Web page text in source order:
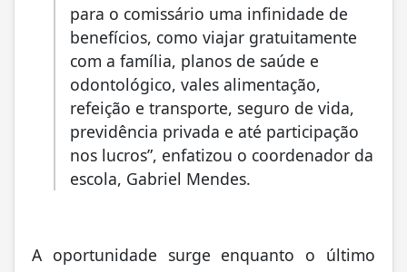
para o comissário uma infinidade de
benefícios, como viajar gratuitamente
com a família, planos de saúde e
odontológico, vales alimentação,
refeição e transporte, seguro de vida,
previdência privada e até participação
nos lucros”, enfatizou o coordenador da
escola, Gabriel Mendes.
A oportunidade surge enquanto o último